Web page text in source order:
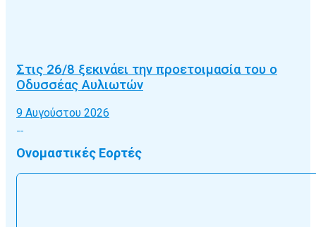
Στις 26/8 ξεκινάει την προετοιμασία του ο
Οδυσσέας Αυλιωτών
9 Αυγούστου 2026
Ονομαστικές Εορτές